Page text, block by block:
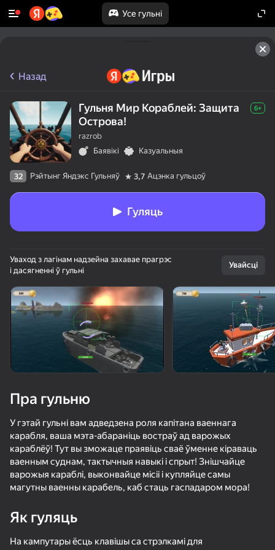
Усе гульні
Павярніце прыладу
Гульня працуе толькі ў гарызантальнай
арыентацыі
Потешные полки
61
FPV Камикадзе дрон симулятор
Назад
Гульня Мир Кораблей: Защита
Острова!
6+
razrob
Баявікі
Казуальныя
32 Рэйтынг Яндэкс Гульняў 3,7 Ацэнка гульцоў
Гуляць
Уваход з лагінам надзейна захавае прагрэс
і дасягненні ў гульні
Увайсці
Пра гульню
У гэтай гульні вам адведзена роля капітана ваеннага
карабля, ваша мэта-абараніць востраў ад варожых
караблёў! Тут вы зможаце праявіць сваё ўменне кіраваць
ваенным суднам, тактычныя навыкі і спрыт! Знішчайце
варожыя караблі, выконвайце місіі і купляйце самы
магутны ваенны карабель, каб стаць гаспадаром мора!
Як гуляць
На кампутары ёсць клавішы са стрэлкамі для